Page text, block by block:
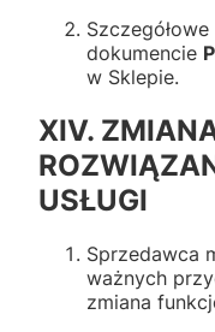
dokumencie
w Sklepie.
XIV.
USŁUGI
Sprzedawca
ważnych
zmiana